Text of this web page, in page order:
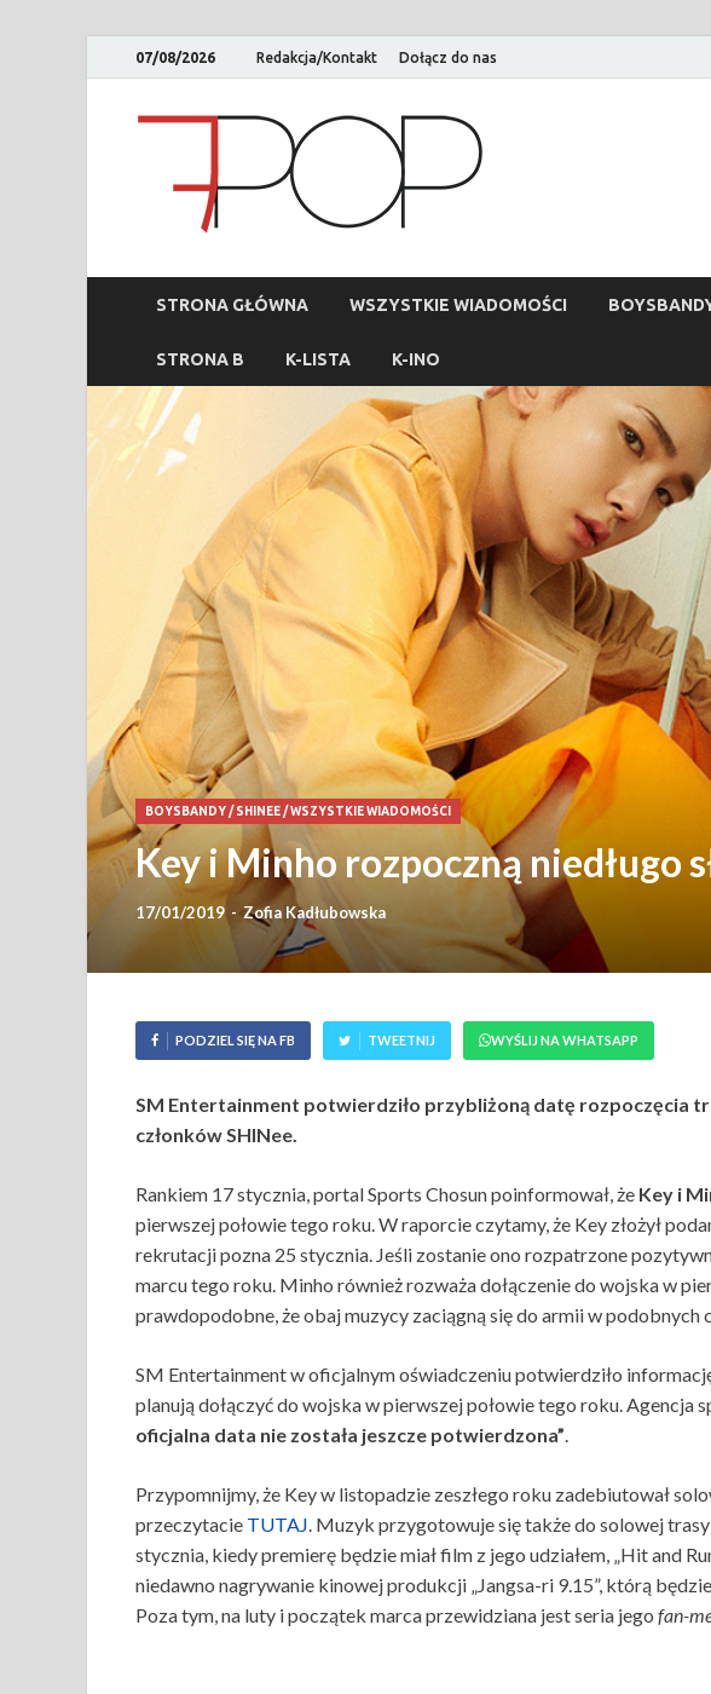
07/08/2026 Redakcja/Kontakt Dołącz do nas
STRONA GŁÓWNA WSZYSTKIE WIADOMOŚCI
STRONA B K-LISTA K-INO
BOYSBANDY/ SHINEE/WSZYSTKIE WIADOMOŚCI
Key i Minho rozpoczną niedługo
17/01/2019 - Zofia Kadłubowska
PODZIEL SIĘ NA FB TWEETNIJ WYŚLIJ NA WHATSAPP
SM Entertainment potwierdziło przybliżoną datę rozpoczęcia
członków SHINee.
Rankiem 17 stycznia, portal Sports Chosun poinformował, że Key i
pierwszej połowie tego roku. W raporcie czytamy, że Key złożył
rekrutacji pozna 25 stycznia. Jeśli zostanie ono rozpatrzone
marcu tego roku. Minho również rozważa dołączenie do wojska w
prawdopodobne, że obaj muzycy zaciągną się do armii w podobnych
SM Entertainment w oficjalnym oświadczeniu potwierdziło
planują dołączyć do wojska w pierwszej połowie tego roku. Agencja
oficjalna data nie została jeszcze potwierdzona”.
Przypomnijmy, że Key w listopadzie zeszłego roku zadebiutował
przeczytacie TUTAJ. Muzyk przygotowuje się także do solowej
stycznia, kiedy premierę będzie miał film z jego udziałem, „Hit and
niedawno nagrywanie kinowej produkcji „Jangsa-ri 9.15”, którą
Poza tym, na luty i początek marca przewidziana jest seria jego fan-